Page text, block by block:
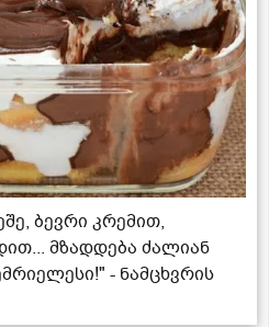
ბევრი კრემით,
მზადდება ძალიან
- ნამცხვრის